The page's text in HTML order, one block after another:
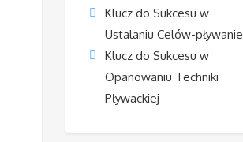
Klucz do Sukcesu w
Ustalaniu Celów-pływanie
Klucz do Sukcesu w
Opanowaniu Techniki
Pływackiej